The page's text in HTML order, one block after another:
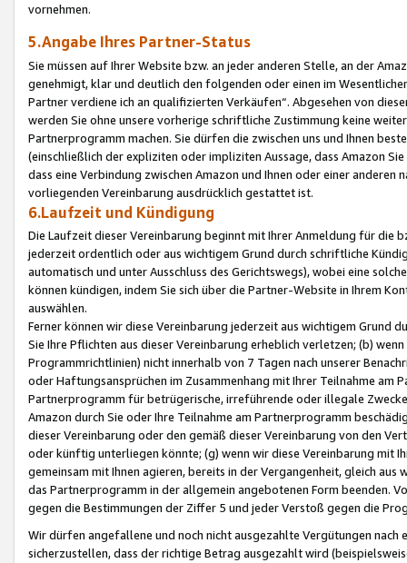
vornehmen.
5.Angabe Ihres Partner-Status
Sie müssen auf Ihrer Website bzw. an jeder anderen Stelle, an der
genehmigt, klar und deutlich den folgenden oder einen im
Partner verdiene ich an qualifizierten Verkäufen“. Abgesehen von
werden Sie ohne unsere vorherige schriftliche Zustimmung keine
Partnerprogramm machen. Sie dürfen die zwischen uns und Ihnen
(einschließlich der expliziten oder impliziten Aussage, dass Amazon
dass eine Verbindung zwischen Amazon und Ihnen oder einer
vorliegenden Vereinbarung ausdrücklich gestattet ist.
6.Laufzeit und Kündigung
Die Laufzeit dieser Vereinbarung beginnt mit Ihrer Anmeldung für die
jederzeit ordentlich oder aus wichtigem Grund durch schriftliche
automatisch und unter Ausschluss des Gerichtswegs), wobei eine
können kündigen, indem Sie sich über die Partner-Website in Ihrem
auswählen.
Ferner können wir diese Vereinbarung jederzeit aus wichtigem Grund
Sie Ihre Pflichten aus dieser Vereinbarung erheblich verletzen; (b)
Programmrichtlinien) nicht innerhalb von 7 Tagen nach unserer
oder Haftungsansprüchen im Zusammenhang mit Ihrer Teilnahme am
Partnerprogramm für betrügerische, irreführende oder illegale
Amazon durch Sie oder Ihre Teilnahme am Partnerprogramm
dieser Vereinbarung oder den gemäß dieser Vereinbarung von den
oder künftig unterliegen könnte; (g) wenn wir diese Vereinbarung mit
gemeinsam mit Ihnen agieren, bereits in der Vergangenheit, gleich
das Partnerprogramm in der allgemein angebotenen Form beenden.
gegen die Bestimmungen der Ziffer 5 und jeder Verstoß gegen die
Wir dürfen angefallene und noch nicht ausgezahlte Vergütungen
sicherzustellen, dass der richtige Betrag ausgezahlt wird